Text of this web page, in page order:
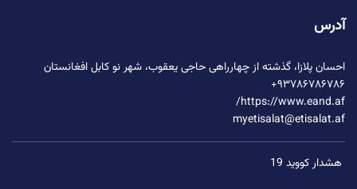
آدرس
احسان پلازا، گذشته از چهارراهی حاجی یعقوب، شهر نو کابل افغانستان
۹۳۷۸۶۷۸۶۷۸۶+
https://www.eand.af/
myetisalat@etisalat.af
هشدار کووید 19